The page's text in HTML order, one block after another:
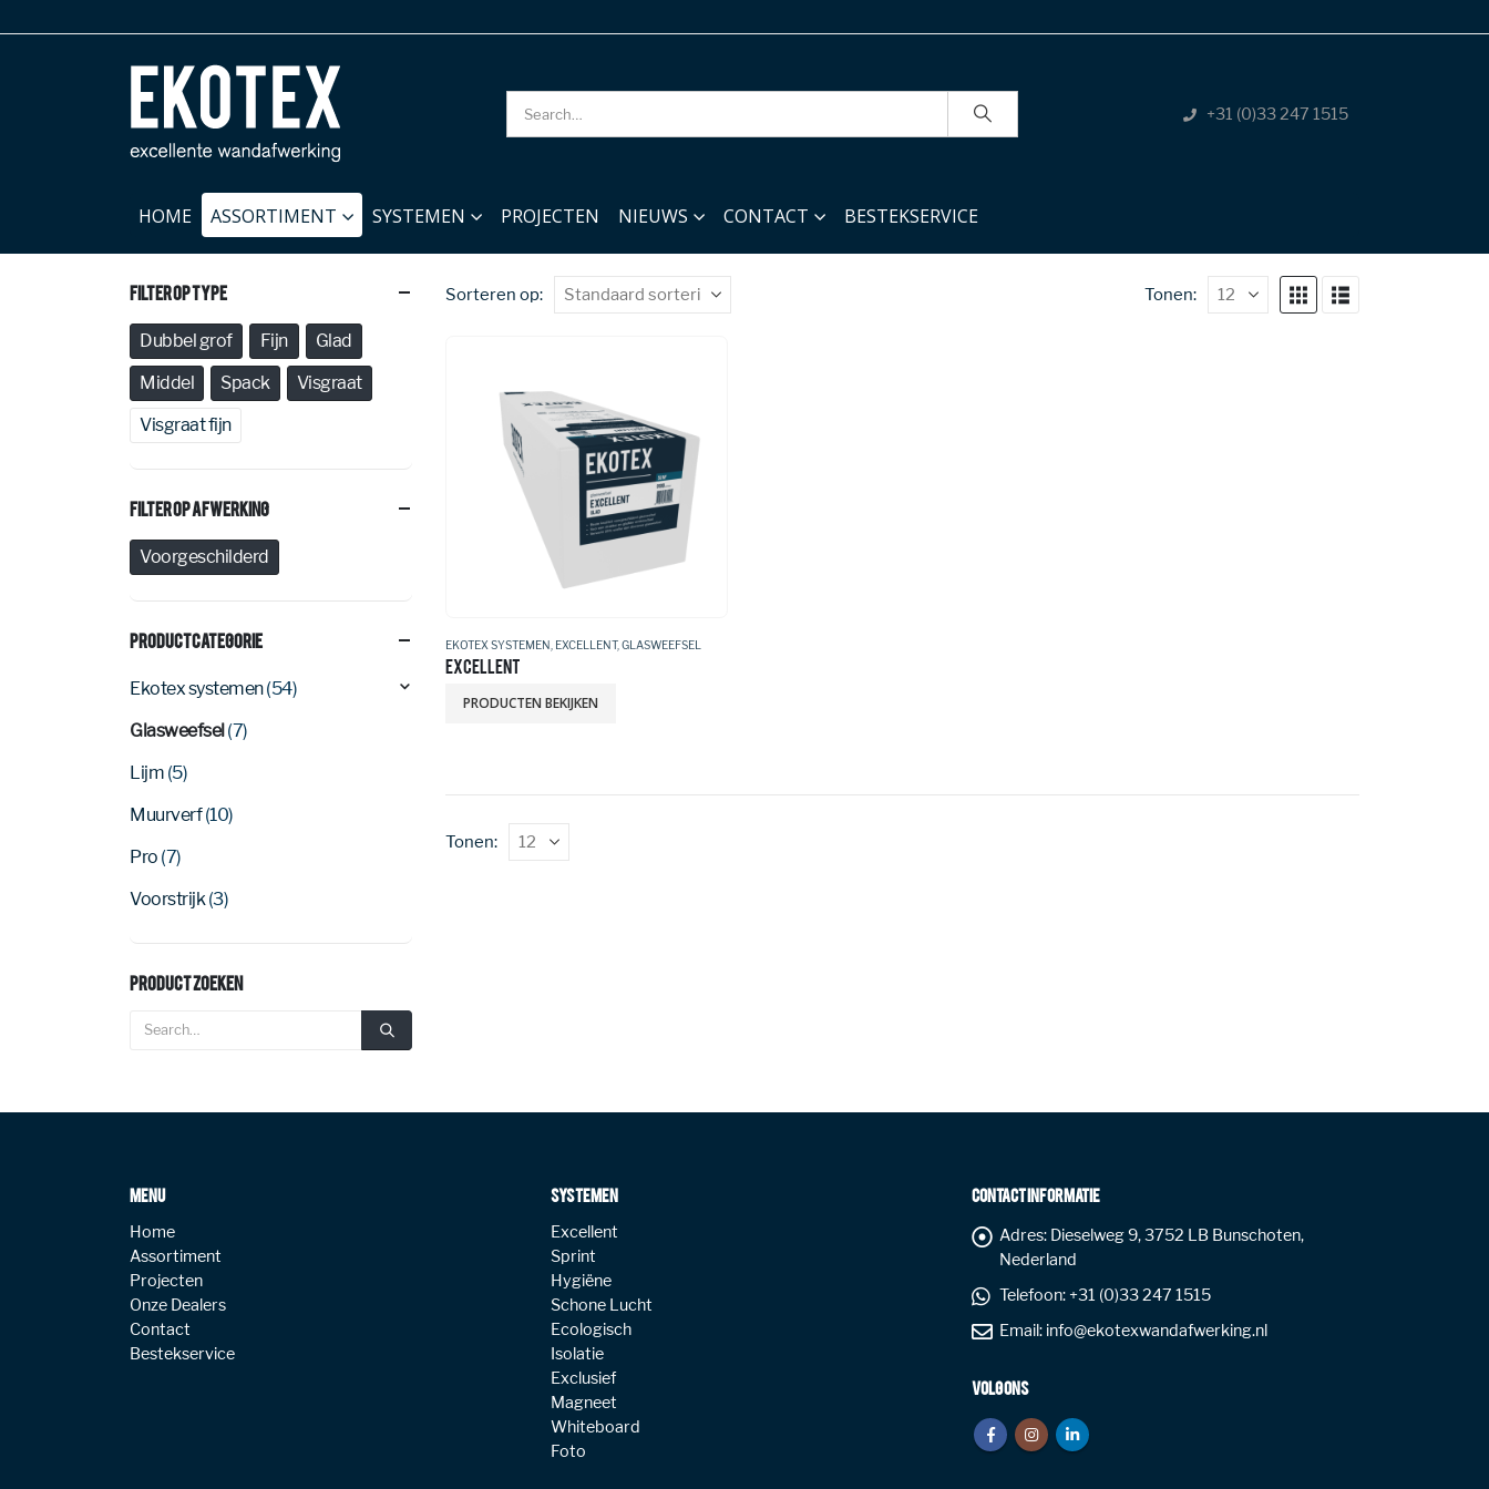
+31 (0)33 247 1515
HOME ASSORTIMENT SYSTEMEN PROJECTEN NIEUWS CONTACT BESTEKSERVICE
Sorteren op: Tonen:
EKOTEX SYSTEMEN EXCELLENT, GLASWEEFSEL
EXCELLENT
PRODUCTEN BEKIJKEN
Tonen:
Filter Op Type
Dubbel grof Fijn
Glad
Middel
Spack
Visgraat
Visgraat fijn
Filter Op Afwerking
Voorgeschilderd
Productcategorie
Ekotex systemen(54)
Glasweefsel(7)
Lijm (5)
Muurverf (10)
Pro (7)
Voorstrijk(3)
Product Zoeken
MENU
Home
Assortiment
Projecten
Onze Dealers
Contact
Bestekservice
SYSTEMEN
Excellent
Sprint
Hygiëne
Schone Lucht
Ecologisch
Isolatie
Exclusief
Magneet
Whiteboard
Foto
CONTACT INFORMATIE
Adres: Dieselweg 9, 3752 LB Bunschoten,
Nederland
Telefoon: +31 (0)33 247 1515
Email: info@ekotexwandafwerking.nl
VOLG ONS